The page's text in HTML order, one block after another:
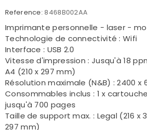
Reference: 8468B002AA
Imprimante personnelle - laser -
Technologie de connectivité : Wifi
Interface : USB 2.0
Vitesse d'impression : Jusqu'à 18
A4 (210 x 297 mm)
Résolution maximale (N&B) : 2400 x
Consommables inclus : 1 x
jusqu'à 700 pages
Taille de support max. : Legal (216 x
297 mm)